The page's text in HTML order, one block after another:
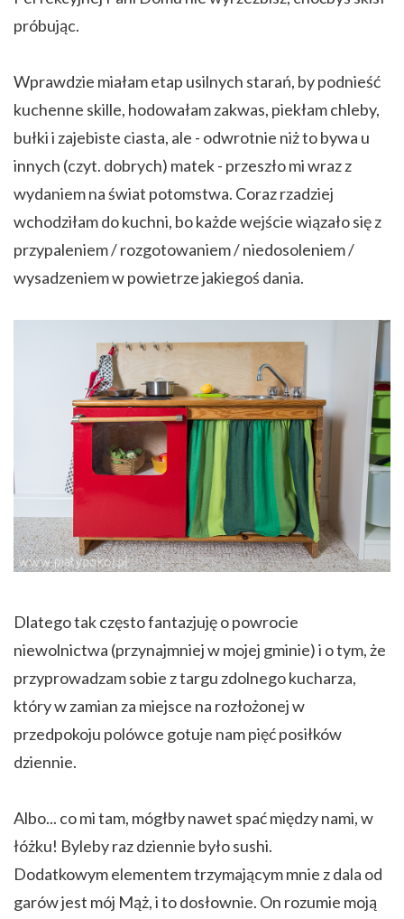
próbując.
Wprawdzie miałam etap usilnych starań, by podnieść
kuchenne skille, hodowałam zakwas, piekłam chleby,
bułki i zajebiste ciasta, ale - odwrotnie niż to bywa u
innych (czyt. dobrych) matek - przeszło mi wraz z
wydaniem na świat potomstwa. Coraz rzadziej
wchodziłam do kuchni, bo każde wejście wiązało się z
przypaleniem / rozgotowaniem / niedosoleniem /
wysadzeniem w powietrze jakiegoś dania.
Dlatego tak często fantazjuję o powrocie
niewolnictwa (przynajmniej w mojej gminie) i o tym, że
przyprowadzam sobie z targu zdolnego kucharza,
który w zamian za miejsce na rozłożonej w
przedpokoju polówce gotuje nam pięć posiłków
dziennie.
Albo... co mi tam, mógłby nawet spać między nami, w
łóżku! Byleby raz dziennie było sushi.
Dodatkowym elementem trzymającym mnie z dala od
garów jest mój Mąż, i to dosłownie. On rozumie moją